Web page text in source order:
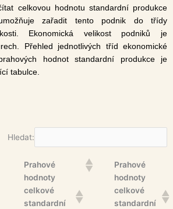
celkovou hodnotu standardní produkce
zařadit tento podnik do třídy
Ekonomická velikost podniků je
Přehled jednotlivých tříd ekonomické
hodnot standardní produkce je
tabulce.
Hledat:
Prahové
hodnoty
celkové
standardní
Prahové
hodnoty
celkové
standardní